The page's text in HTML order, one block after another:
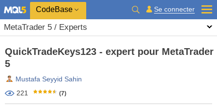
CodeBase Se connecter
MetaTrader 5 / Experts
QuickTradeKeys123 - expert pour MetaTrader
5
Mustafa Seyyid Sahin
221
(7)